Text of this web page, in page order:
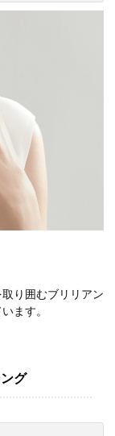
り囲むブリリアン
ます。
グ